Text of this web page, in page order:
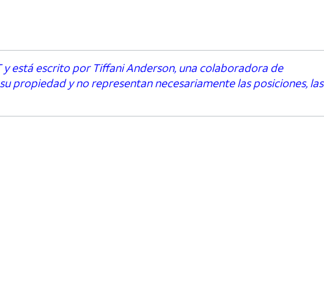
está escrito por Tiffani Anderson, una colaboradora de
propiedad y no representan necesariamente las posiciones, las